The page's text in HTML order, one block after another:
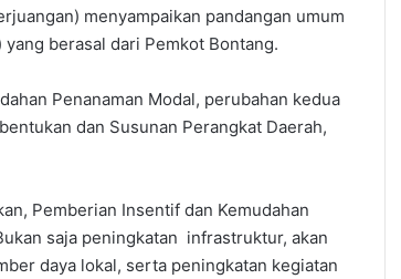
menyampaikan pandangan umum
berasal dari Pemkot Bontang.
Penanaman Modal, perubahan kedua
dan Susunan Perangkat Daerah,
Pemberian Insentif dan Kemudahan
saja peningkatan infrastruktur, akan
daya lokal, serta peningkatan kegiatan